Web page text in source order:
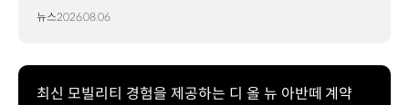
뉴스2026.08.06
최신 모빌리티 경험을 제공하는 디 올 뉴 아반떼 계약